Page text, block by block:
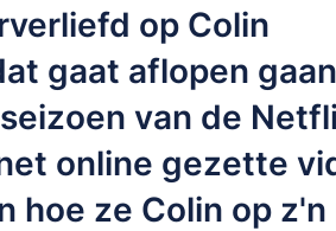
op Colin
gaat aflopen
van de
online gezette
hoe ze Colin op z'n